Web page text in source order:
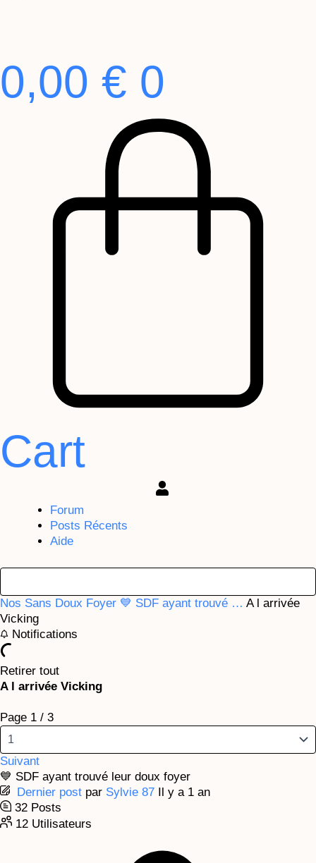
0,00 € 0
Cart
Forum
Posts Récents
Aide
Nos Sans Doux Foyer 💙 SDF ayant trouvé … A l arrivée
Vicking
Notifications
Retirer tout
A l arrivée Vicking
Page 1 / 3
Suivant
💙 SDF ayant trouvé leur doux foyer
Dernier post par Sylvie 87 Il y a 1 an
32 Posts
12 Utilisateurs